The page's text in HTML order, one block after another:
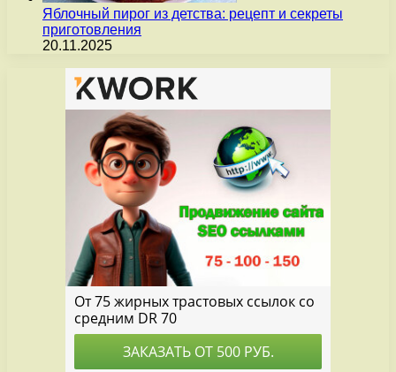
Яблочный пирог из детства: рецепт и секреты
приготовления
20.11.2025